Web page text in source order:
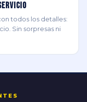
todos los detalles:
Sin sorpresas ni